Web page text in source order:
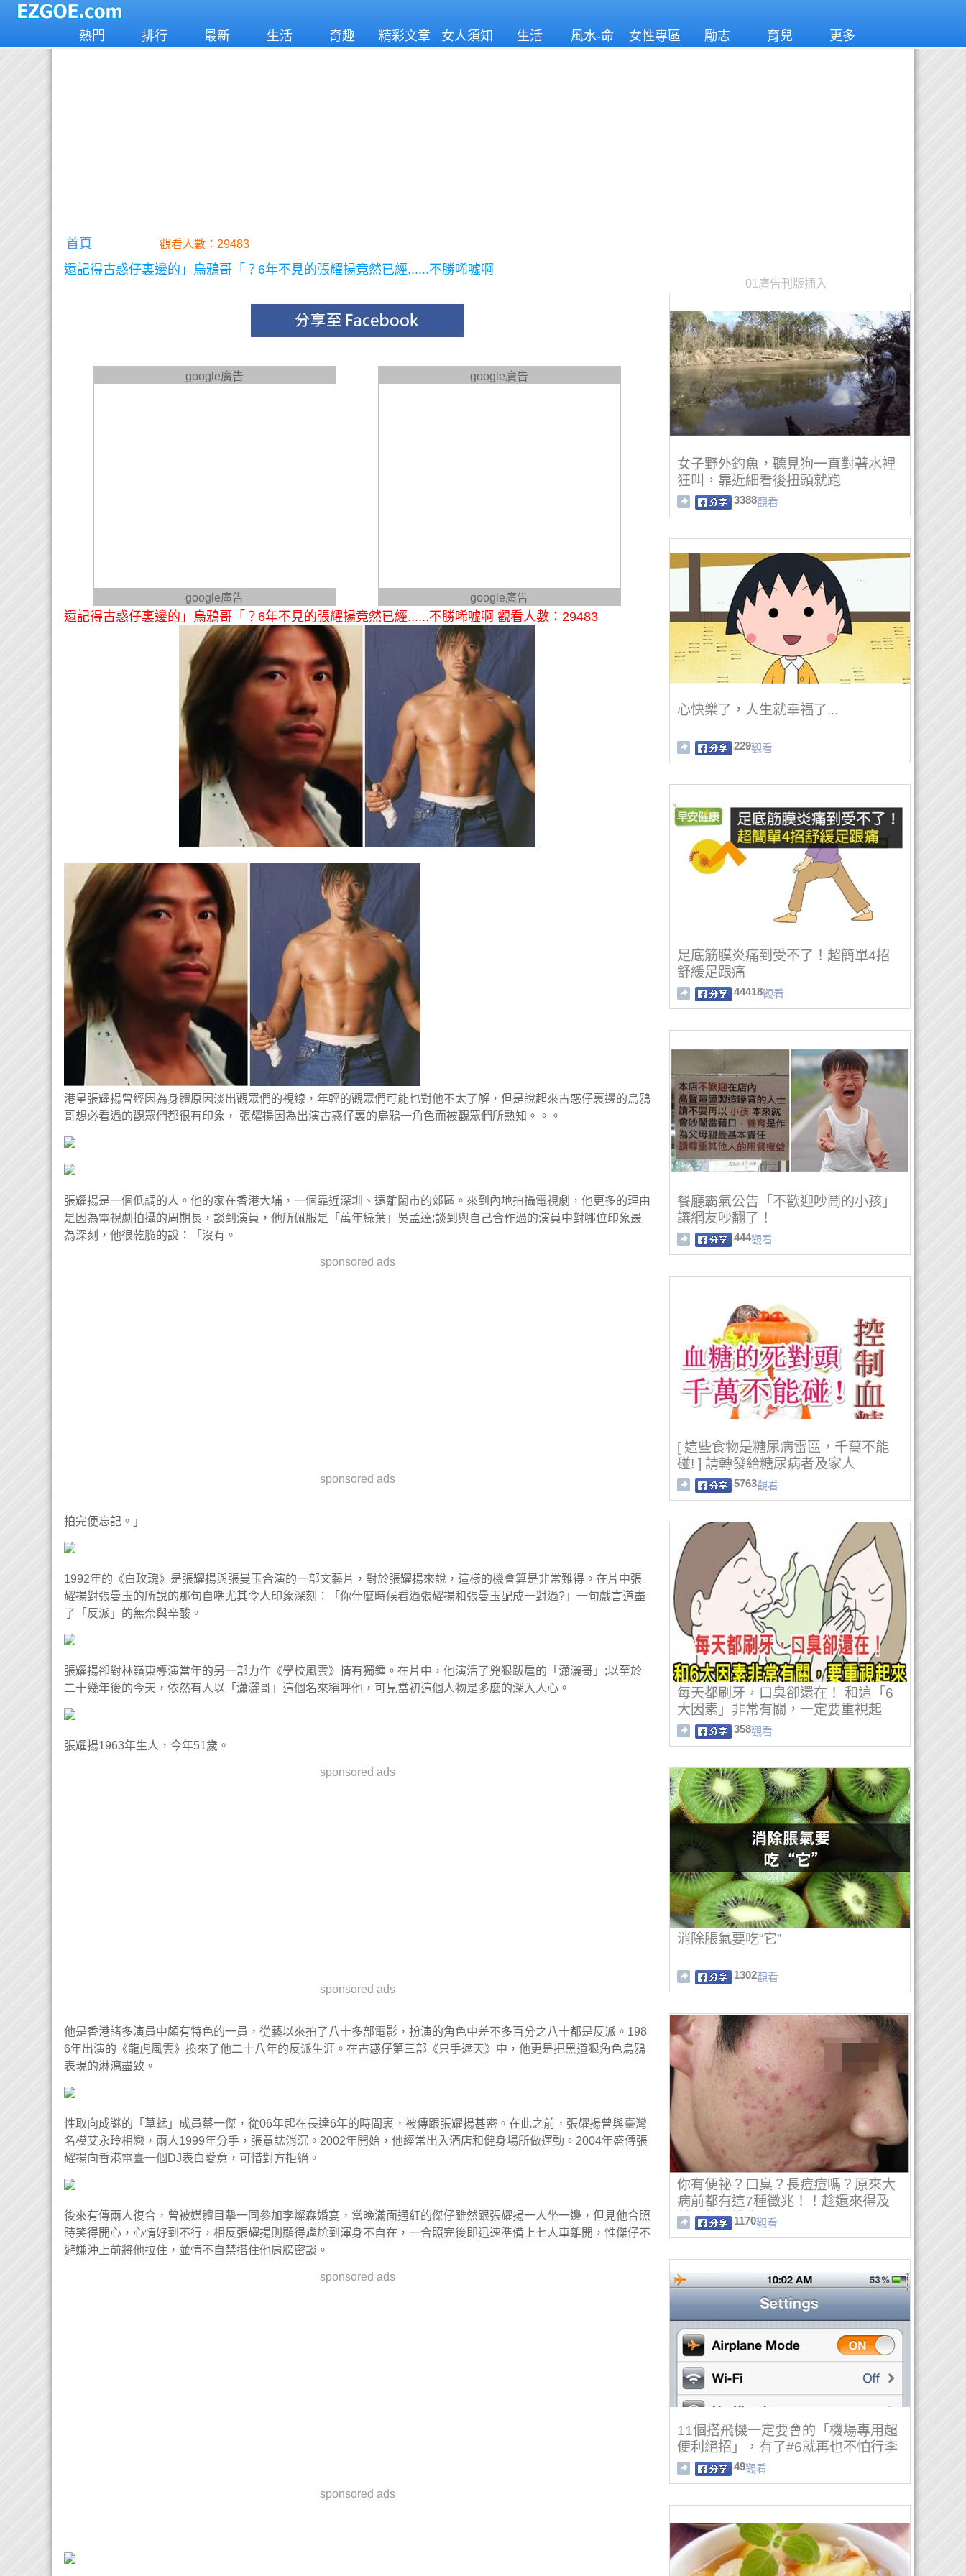
熱門 排行 最新 生活 奇趣 精彩文章 女人須知 生活
風水-命
女性專區 勵志 育兒 更多
首頁 觀看人數：29483
還記得古惑仔裏邊的」烏鴉哥「？6年不見的張耀揚竟然已經......不勝唏噓啊
google廣告
google廣告
google廣告
google廣告
還記得古惑仔裏邊的」烏鴉哥「？6年不見的張耀揚竟然已經......不勝唏噓啊 觀看人數：29483
港星張耀揚曾經因為身體原因淡出觀眾們的視線，年輕的觀眾們可能也對他不太了解，但是說起來古惑仔裏邊的烏鴉
哥想必看過的觀眾們都很有印象， 張耀揚因為出演古惑仔裏的烏鴉一角色而被觀眾們所熟知。。。
張耀揚是一個低調的人。他的家在香港大埔，一個靠近深圳、遠離鬧市的郊區。來到內地拍攝電視劇，他更多的理由
是因為電視劇拍攝的周期長，談到演員，他所佩服是「萬年綠葉」吳孟達;談到與自己合作過的演員中對哪位印象最
為深刻，他很乾脆的說：「沒有。
sponsored ads
sponsored ads
拍完便忘記。」
1992年的《白玫瑰》是張耀揚與張曼玉合演的一部文藝片，對於張耀揚來說，這樣的機會算是非常難得。在片中張
耀揚對張曼玉的所說的那句自嘲尤其令人印象深刻：「你什麼時候看過張耀揚和張曼玉配成一對過?」一句戲言道盡
了「反派」的無奈與辛酸。
張耀揚卻對林嶺東導演當年的另一部力作《學校風雲》情有獨鍾。在片中，他演活了兇狠跋扈的「瀟灑哥」;以至於
二十幾年後的今天，依然有人以「瀟灑哥」這個名來稱呼他，可見當初這個人物是多麼的深入人心。
張耀揚1963年生人，今年51歲。
sponsored ads
sponsored ads
他是香港諸多演員中頗有特色的一員，從藝以來拍了八十多部電影，扮演的角色中差不多百分之八十都是反派。198
6年出演的《龍虎風雲》換來了他二十八年的反派生涯。在古惑仔第三部《只手遮天》中，他更是把黑道狠角色烏鴉
表現的淋漓盡致。
性取向成謎的「草蜢」成員蔡一傑，從06年起在長達6年的時間裏，被傳跟張耀揚甚密。在此之前，張耀揚曾與臺灣
名模艾永玲相戀，兩人1999年分手，張意誌消沉。2002年開始，他經常出入酒店和健身場所做運動。2004年盛傳張
耀揚向香港電臺一個DJ表白愛意，可惜對方拒絕。
後來有傳兩人復合，曾被媒體目擊一同參加李燦森婚宴，當晚滿面通紅的傑仔雖然跟張耀揚一人坐一邊，但見他合照
時笑得開心，心情好到不行，相反張耀揚則顯得尷尬到渾身不自在，一合照完後即迅速準備上七人車離開，惟傑仔不
避嫌沖上前將他拉住，並情不自禁搭住他肩膀密談。
sponsored ads
sponsored ads
01廣告刊版插入
女子野外釣魚，聽見狗一直對著水裡
狂叫，靠近細看後扭頭就跑
3388觀看
心快樂了，人生就幸福了...
229觀看
足底筋膜炎痛到受不了！超簡單4招
舒緩足跟痛
44418觀看
餐廳霸氣公告「不歡迎吵鬧的小孩」
讓網友吵翻了！
444觀看
[ 這些食物是糖尿病雷區，千萬不能
碰! ] 請轉發給糖尿病者及家人
5763觀看
每天都刷牙，口臭卻還在！ 和這「6
大因素」非常有關，一定要重視起
來，請分享給需要的人！
358觀看
消除脹氣要吃“它”
1302觀看
你有便祕？口臭？長痘痘嗎？原來大
病前都有這7種徵兆！！趁還來得及
前，教你排毒一下！
1170觀看
11個搭飛機一定要會的「機場專用超
便利絕招」，有了#6就再也不怕行李
不見了！49觀看